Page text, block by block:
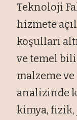
Teknoloji
hizmete
koşulları
ve temel
malzeme
analizinde
kimya,